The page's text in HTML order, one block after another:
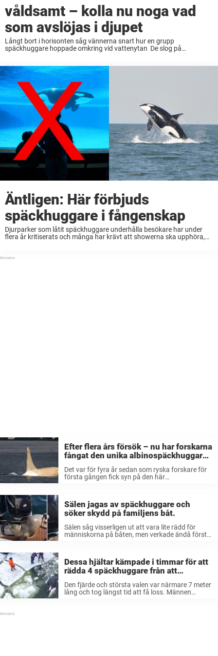
våldsamt – kolla nu noga vad
som avslöjas i djupet
Långt bort i horisonten såg vännerna snart hur en grupp
späckhuggare hoppade omkring vid vattenytan De slog på
Äntligen: Här förbjuds
späckhuggare i fångenskap
Djurparker som låtit späckhuggare underhålla besökare har under
flera år kritiserats och många har krävt att showerna ska upphöra,
Efter flera års försök – nu har forskarna
fångat den unika albinospäckhuggaren
Det var för fyra år sedan som ryska forskare för
första gången fick syn på den här
Russianocra Att se en vit späckhuggare ...
Sälen jagas av späckhuggare och
söker skydd på familjens båt.
Sälen såg visserligen ut att vara lite rädd för
människorna på båten, men verkade ändå förstå
Dessa hjältar kämpade i timmar för att
rädda 4 späckhuggare från att
Den fjärde och största valen var närmare 7 meter
lång och tog längst tid att få loss. Männen